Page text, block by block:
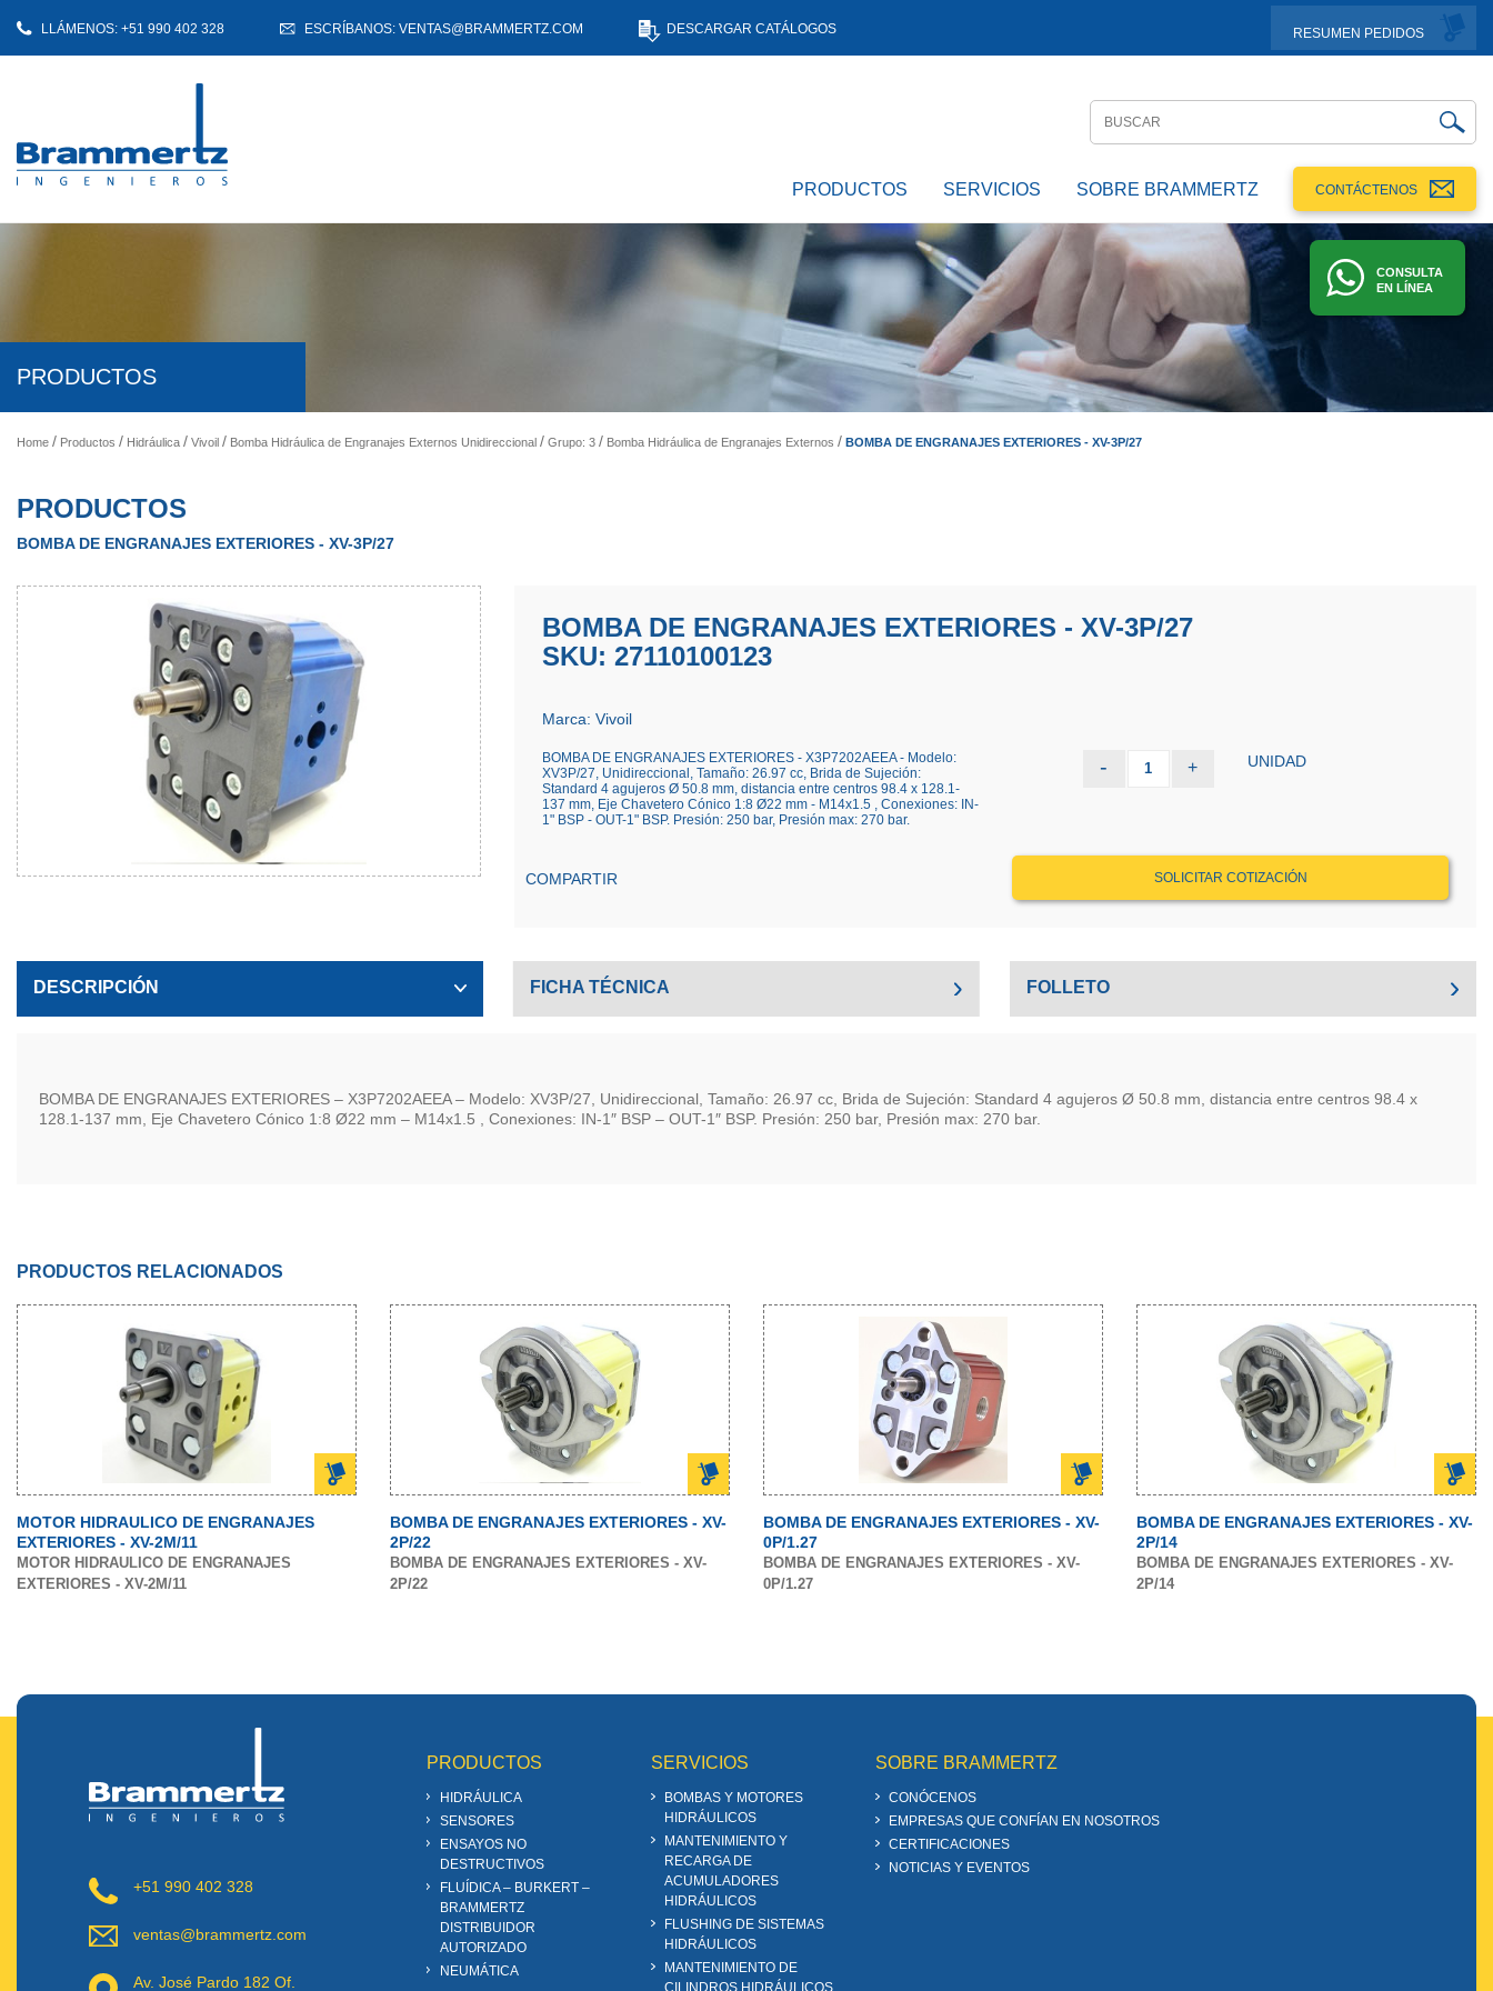
LLÁMENOS: +51 990 402 328 ESCRÍBANOS: VENTAS@BRAMMERTZ.COM DESCARGAR CATÁLOGOS RESUMEN PEDIDOS
PRODUCTOS SERVICIOS SOBRE BRAMMERTZ CONTÁCTENOS
CONSULTA
EN LÍNEA
PRODUCTOS
Home Productos Hidráulica Vivoil Bomba Hidráulica de Engranajes Externos Unidireccional Grupo: 3 Bomba Hidráulica de Engranajes Externos BOMBA DE ENGRANAJES EXTERIORES - XV-3P/27
PRODUCTOS
BOMBA DE ENGRANAJES EXTERIORES - XV-3P/27
BOMBA DE ENGRANAJES EXTERIORES - XV-3P/27
SKU: 27110100123
Marca: Vivoil
BOMBA DE ENGRANAJES EXTERIORES - X3P7202AEEA - Modelo:
XV3P/27, Unidireccional, Tamaño: 26.97 cc, Brida de Sujeción:
Standard 4 agujeros Ø 50.8 mm, distancia entre centros 98.4 x 128.1-
137 mm, Eje Chavetero Cónico 1:8 Ø22 mm - M14x1.5 , Conexiones: IN-
1" BSP - OUT-1" BSP. Presión: 250 bar, Presión max: 270 bar.
- 1 + UNIDAD
COMPARTIR SOLICITAR COTIZACIÓN
DESCRIPCIÓN
BOMBA DE ENGRANAJES EXTERIORES – X3P7202AEEA – Modelo: XV3P/27, Unidireccional, Tamaño: 26.97 cc, Brida de Sujeción: Standard 4 agujeros Ø 50.8 mm, distancia entre centros 98.4 x
128.1-137 mm, Eje Chavetero Cónico 1:8 Ø22 mm – M14x1.5 , Conexiones: IN-1″ BSP – OUT-1″ BSP. Presión: 250 bar, Presión max: 270 bar.
FICHA TÉCNICA FOLLETO
PRODUCTOS RELACIONADOS
MOTOR HIDRAULICO DE ENGRANAJES
EXTERIORES - XV-2M/11
MOTOR HIDRAULICO DE ENGRANAJES
EXTERIORES - XV-2M/11
BOMBA DE ENGRANAJES EXTERIORES - XV-
2P/22
BOMBA DE ENGRANAJES EXTERIORES - XV-
2P/22
BOMBA DE ENGRANAJES EXTERIORES - XV-
0P/1.27
BOMBA DE ENGRANAJES EXTERIORES - XV-
0P/1.27
BOMBA DE ENGRANAJES EXTERIORES - XV-
2P/14
BOMBA DE ENGRANAJES EXTERIORES - XV-
2P/14
+51 990 402 328
ventas@brammertz.com
Av. José Pardo 182 Of.
PRODUCTOS
HIDRÁULICA
SENSORES
ENSAYOS NO
DESTRUCTIVOS
FLUÍDICA – BURKERT –
BRAMMERTZ
DISTRIBUIDOR
AUTORIZADO
NEUMÁTICA
SERVICIOS
BOMBAS Y MOTORES
HIDRÁULICOS
MANTENIMIENTO Y
RECARGA DE
ACUMULADORES
HIDRÁULICOS
FLUSHING DE SISTEMAS
HIDRÁULICOS
MANTENIMIENTO DE
CILINDROS HIDRÁULICOS
SOBRE BRAMMERTZ
CONÓCENOS
EMPRESAS QUE CONFÍAN EN NOSOTROS
CERTIFICACIONES
NOTICIAS Y EVENTOS